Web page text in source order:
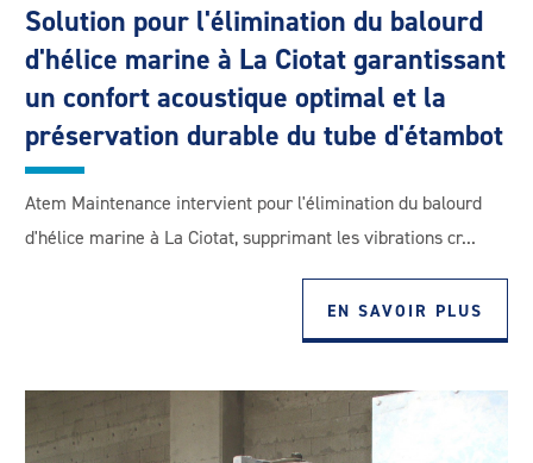
Solution pour l'élimination du balourd
d'hélice marine à La Ciotat garantissant
un confort acoustique optimal et la
préservation durable du tube d'étambot
Atem Maintenance intervient pour l'élimination du balourd
d'hélice marine à La Ciotat, supprimant les vibrations cr...
EN SAVOIR PLUS